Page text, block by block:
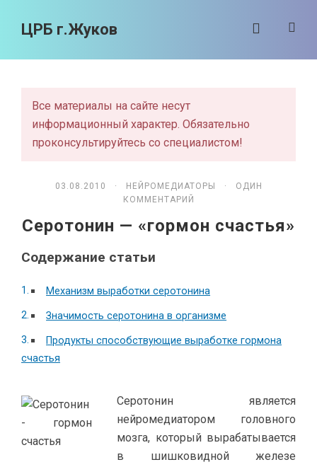
ЦРБ г.Жуков
Все материалы на сайте несут
информационный характер. Обязательно
проконсультируйтесь со специалистом!
03.08.2010 · НЕЙРОМЕДИАТОРЫ
· ОДИН
КОММЕНТАРИЙ
Серотонин — «гормон счастья»
Содержание статьи
Механизм выработки серотонина
Значимость серотонина в организме
Продукты способствующие выработке гормона
счастья
Серотонин является
нейромедиатором головного
мозга, который вырабатывается
в шишковидной железе